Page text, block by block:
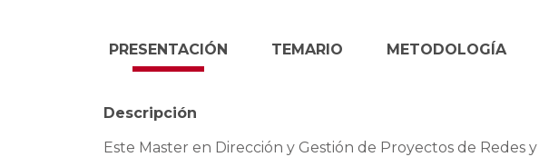
PRESENTACIÓN
Descripción
Este Master en Dirección y Gestión de Proyectos de Redes
TEMARIO METODOLOGÍA